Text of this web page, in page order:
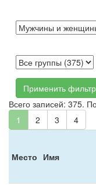
Применить фильтр
Всего записей: 375.
1
2 3 4
Место Имя